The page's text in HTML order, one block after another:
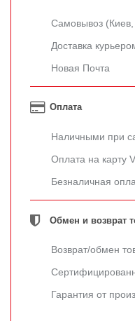
Самовывоз
Доставка
Новая Почта
Оплата
Наличными при
Оплата на карту
Безналичная
Обмен и возврат
Возврат/обмен
Гарантия от